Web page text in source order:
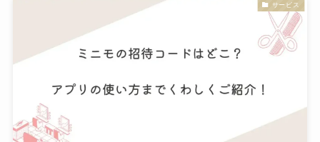
サービス